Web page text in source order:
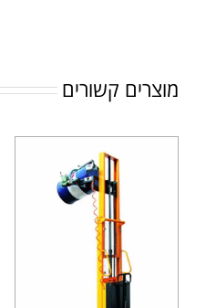
מוצרים קשורים